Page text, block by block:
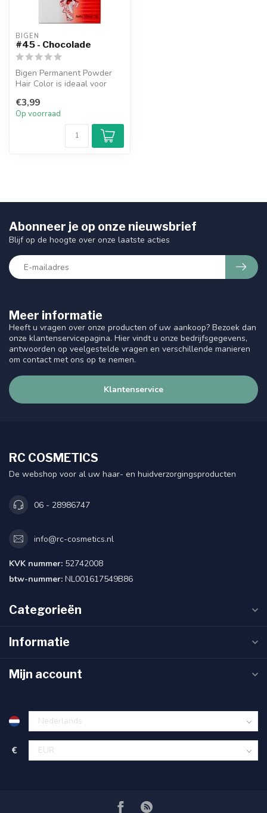
BIGEN
#45 - Chocolade
Bigen Permanent Powder
Hair Color is ideaal voor
langdurig...
€3,99
Op voorraad
Meer informatie
Heeft u vragen over onze producten of uw aankoop? Bezoek dan
onze klantenservicepagina. Hier vindt u onze bedrijfsgegevens,
antwoorden op veelgestelde vragen en verschillende manieren
om contact met ons op te nemen.
Klantenservice
Abonneer je op onze nieuwsbrief
Blijf op de hoogte over onze laatste acties
RC COSMETICS
De webshop voor al uw haar- en huidverzorgingsproducten
06 - 28986747
info@rc-cosmetics.nl
KVK nummer: 52742008
btw-nummer: NL001617549B86
Categorieën
Informatie
Mijn account
€